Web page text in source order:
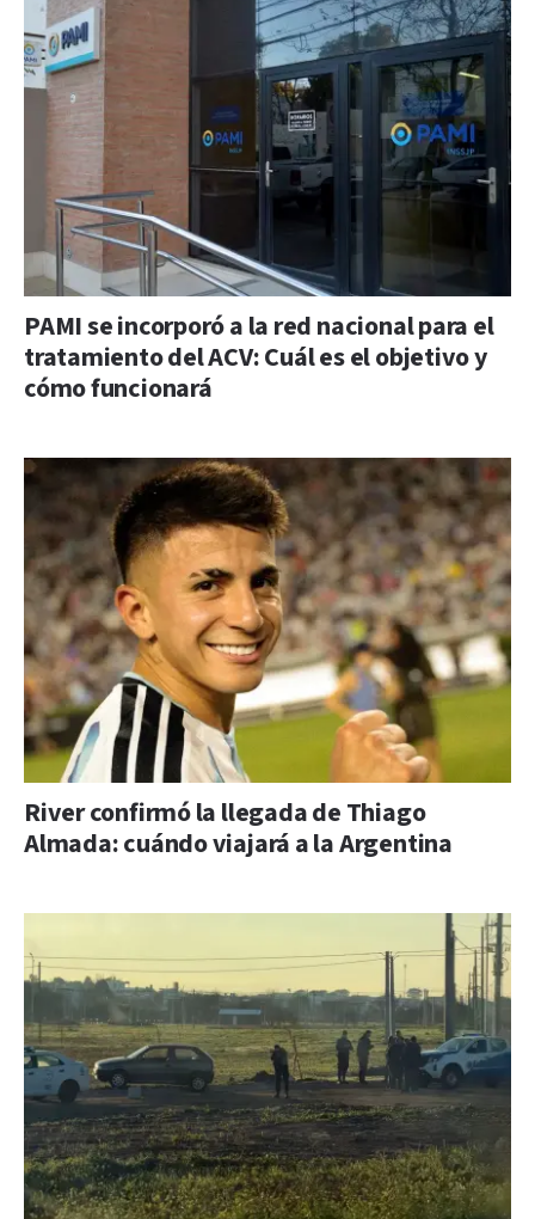
PAMI se incorporó a la red nacional para el
tratamiento del ACV: Cuál es el objetivo y
cómo funcionará
River confirmó la llegada de Thiago
Almada: cuándo viajará a la Argentina